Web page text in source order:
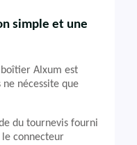
simple et une
boîtier Alxum est
nécessite que
du tournevis fourni
le connecteur